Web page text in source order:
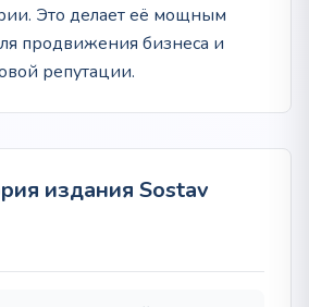
Это делает её мощным
продвижения бизнеса и
репутации.
издания Sostav